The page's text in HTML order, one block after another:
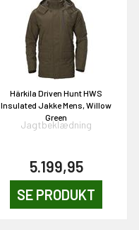
Härkila Driven Hunt HWS
Insulated Jakke Mens, Willow
Green
Jagtbeklædning
5.199,95
SE PRODUKT